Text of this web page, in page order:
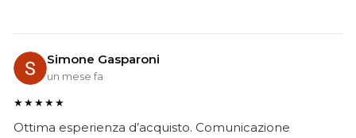
Simone Gasparoni
un mese fa
★★★★★
Ottima esperienza d’acquisto. Comunicazione